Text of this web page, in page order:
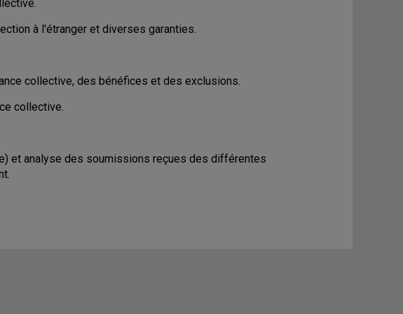
à l'étranger et diverses garanties.
collective, des bénéfices et des exclusions.
collective.
et analyse des soumissions reçues des différentes